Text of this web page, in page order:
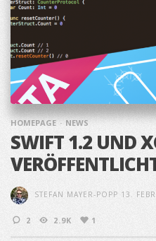
HOMEPAGE NEWS
SWIFT 1.2 UND
STEFAN MAYER-POPP 13.
2 2.9K 1